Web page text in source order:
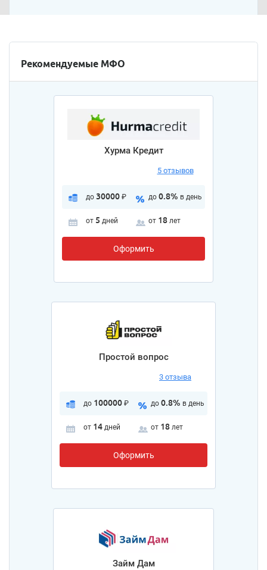
Рекомендуемые МФО
Хурма Кредит
5 отзывов
до 30000 ₽ до 0.8% в день
от 5 дней от 18 лет
Оформить
Простой вопрос
3 отзыва
до 100000 ₽ до 0.8% в день
от 14 дней от 18 лет
Оформить
Займ Дам